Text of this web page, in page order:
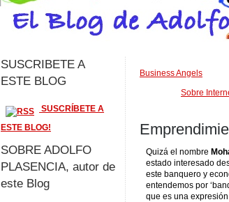
Business Angels
Sobre
Quizá el nombre
estado interesado
este banquero y
entendemos por
que es una
SUSCRIBETE A
ESTE BLOG
SUSCRÍBETE A
ESTE BLOG!
SOBRE ADOLFO
PLASENCIA, autor de
este Blog